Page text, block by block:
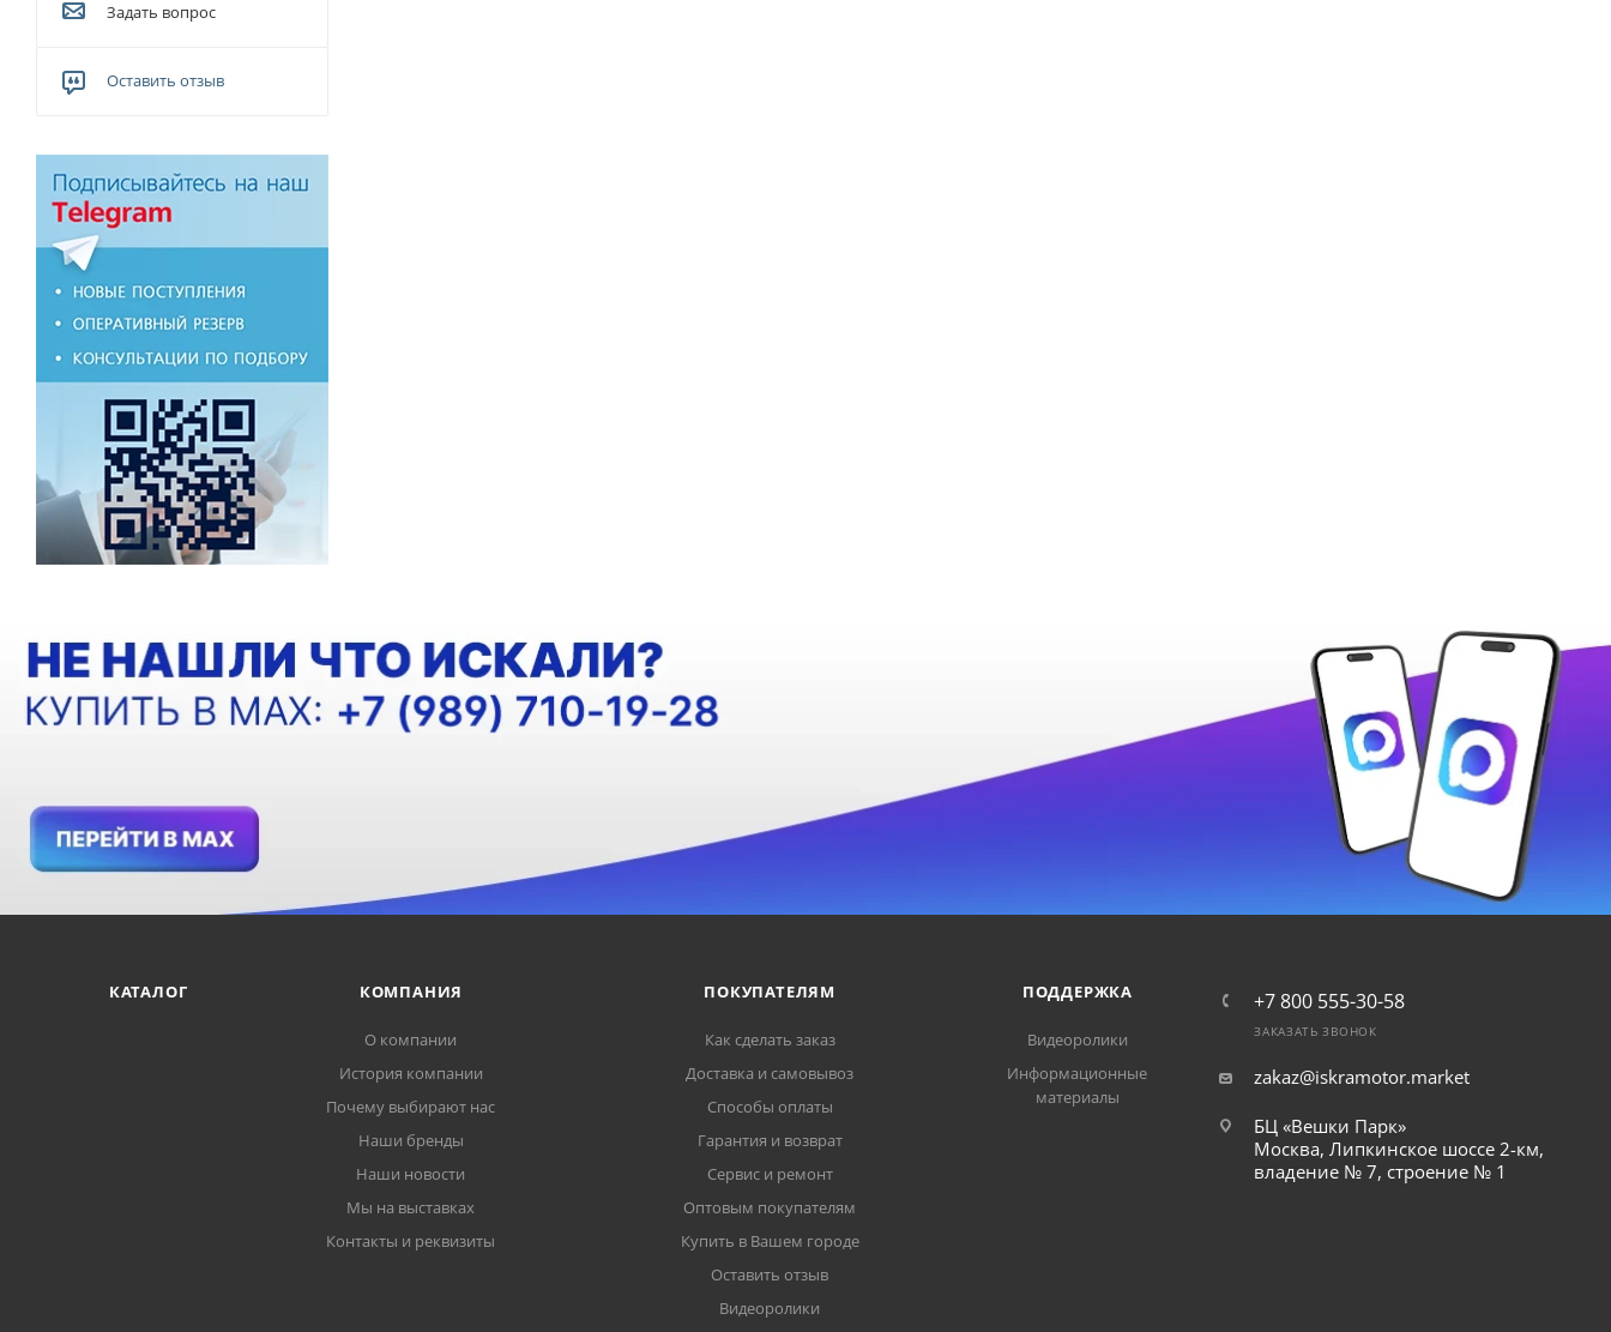
Задать вопрос
Оставить отзыв
КАТАЛОГ КОМПАНИЯ
О компании
История компании
Почему выбирают нас
Наши бренды
Наши новости
Мы на выставках
Контакты и реквизиты
ПОКУПАТЕЛЯМ
Как сделать заказ
Доставка и самовывоз
Способы оплаты
Гарантия и возврат
Сервис и ремонт
Оптовым покупателям
Купить в Вашем городе
Оставить отзыв
Видеоролики
ПОДДЕРЖКА
Видеоролики
Информационные
материалы
+7 800 555-30-58
ЗАКАЗАТЬ ЗВОНОК
zakaz@iskramotor.market
БЦ «Вешки Парк»
Москва, Липкинское шоссе 2-км,
владение № 7, строение № 1